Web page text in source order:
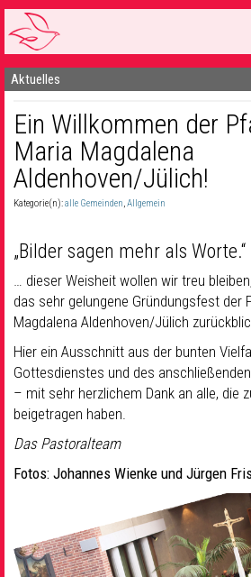
Startseite
1 Pfarrei
16 Gemeinden & mehr
Gottesdienste & Sinnsuche
Gemeinschaft & Soziales
Musik& Kultur
Aktuelles
Ein Willkommen der
Maria Magdalena
Aldenhoven/Jülich!
Kategorie(n):alle Gemeinden,Allgemein
„Bilder sagen mehr als Worte.“
… dieser Weisheit wollen wir treu
das sehr gelungene Gründungsfest der
Magdalena Aldenhoven/Jülich
Hier ein Ausschnitt aus der bunten
Gottesdienstes und des
– mit sehr herzlichem Dank an alle, die
beigetragen haben.
Das Pastoralteam
Fotos: Johannes Wienke und Jürgen